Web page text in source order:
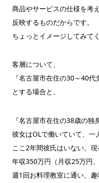
商品やサービスの仕様を考
反映するものだからです。
ちょっとイメージしてみて
客層について、
『名古屋市在住の30～40代
とする場合と、
『名古屋市在住の38歳の独
彼女はOLで働いていて、一
ここ2年間彼氏はいない。現
年収350万円（月収25万円
週1回お料理教室に通い、趣